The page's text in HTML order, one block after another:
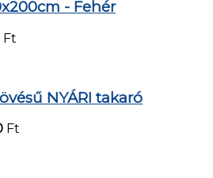
- Fehér
Ft
NYÁRI takaró
Ft